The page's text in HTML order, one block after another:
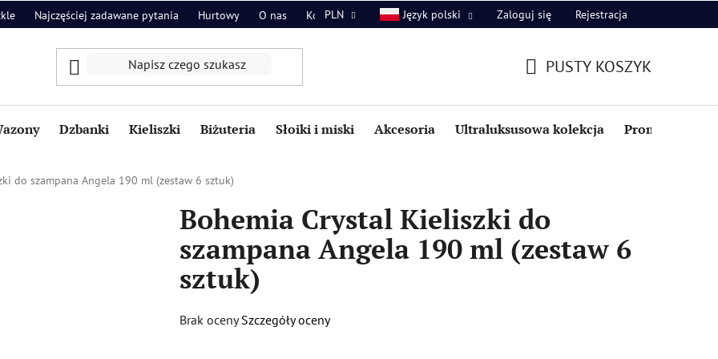
Najczęściej zadawane pytania Hurtowy O nas Kontakt
PLN Język polski Zaloguj się Rejestracja
PUSTY KOSZYK
Dzbanki Kieliszki Biżuteria Słoiki i miski Akcesoria Ultraluksusowa kolekcja Promocje i
do szampana Angela 190 ml (zestaw 6 sztuk)
Bohemia Crystal Kieliszki do
szampana Angela 190 ml (zestaw 6
sztuk)
Średnia
Brak oceny Szczegóły oceny